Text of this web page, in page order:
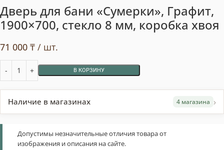
Дверь для бани «Сумерки», Графит,
1900×700, стекло 8 мм, коробка хвоя
71 000 ₸ / шт.
В КОРЗИНУ
Наличие в магазинах 4 магазина ›
Допустимы незначительные отличия товара от
изображения и описания на сайте.